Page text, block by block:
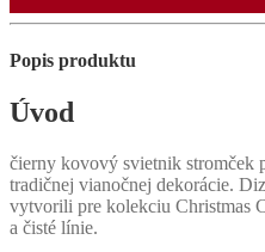
Popis produktu
Úvod
čierny kovový svietnik stromček
tradičnej vianočnej dekorácie.
vytvorili pre kolekciu Christmas
a čisté línie.